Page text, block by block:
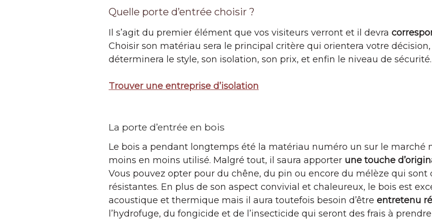
Quelle porte d’entrée choisir ?
Il s’agit du premier élément que vos visiteurs verront et il devra
Choisir son matériau sera le principal critère qui orientera votre décision,
déterminera le style, son isolation, son prix, et enfin le niveau de sécurité.
Trouver une entreprise d’isolation
La porte d’entrée en bois
Le bois a pendant longtemps été la matériau numéro un sur le marché
moins en moins utilisé. Malgré tout, il saura apporter une touche
Vous pouvez opter pour du chêne, du pin ou encore du mélèze qui sont
résistantes. En plus de son aspect convivial et chaleureux, le bois est
acoustique et thermique mais il aura toutefois besoin d’être entretenu
l’hydrofuge, du fongicide et de l’insecticide qui seront des frais à